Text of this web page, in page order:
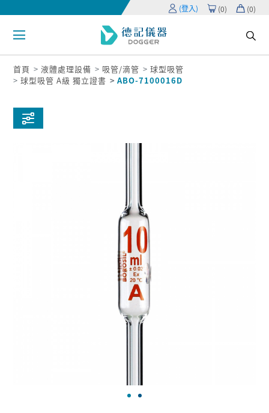
(登入) (0) (0)
首頁 液體處理設備 吸管/滴管
球型吸管
球型吸管 A級 獨立證書
ABO-7100016D